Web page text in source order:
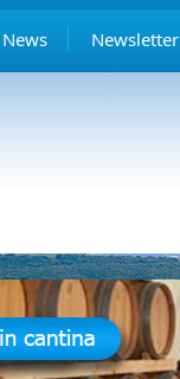
News Newsletter